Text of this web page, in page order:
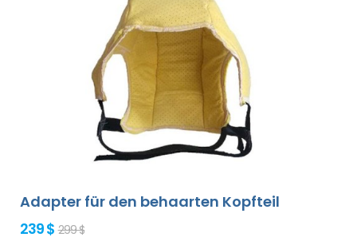
Adapter für den behaarten Kopfteil
239 $ 299 $